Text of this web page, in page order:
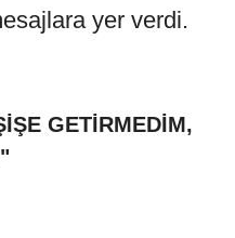
yer verdi.
GETİRMEDİM,